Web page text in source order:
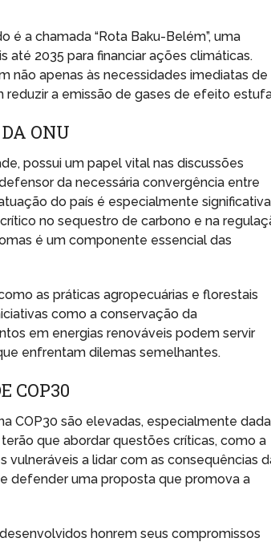
a chamada “Rota Baku-Belém”, uma
até 2035 para financiar ações climáticas.
não apenas às necessidades imediatas de
a emissão de gases de efeito
ONU
possui um papel vital nas discussões
da necessária convergência entre
do país é especialmente significativa
no sequestro de carbono e na
é um componente essencial das
as práticas agropecuárias e florestais
como a conservação da
em energias renováveis podem servir
enfrentam dilemas semelhantes.
COP30
COP30 são elevadas, especialmente
que abordar questões críticas, como a
vulneráveis a lidar com as consequências
defender uma proposta que promova a
honrem seus compromissos